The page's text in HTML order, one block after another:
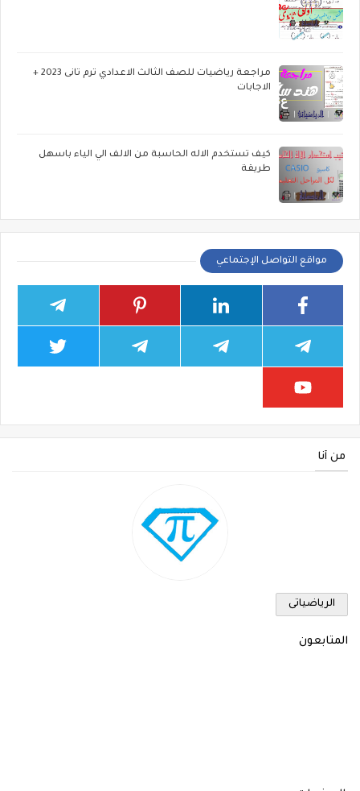
مراجعة رياضيات للصف الثالث الاعدادي ترم تانى 2023 +
الاجابات
كيف تستخدم الاله الحاسبة من الالف الي الياء باسهل
طريقة
مواقع التواصل الإجتماعي
من أنا
الرياضياتى
المتابعون